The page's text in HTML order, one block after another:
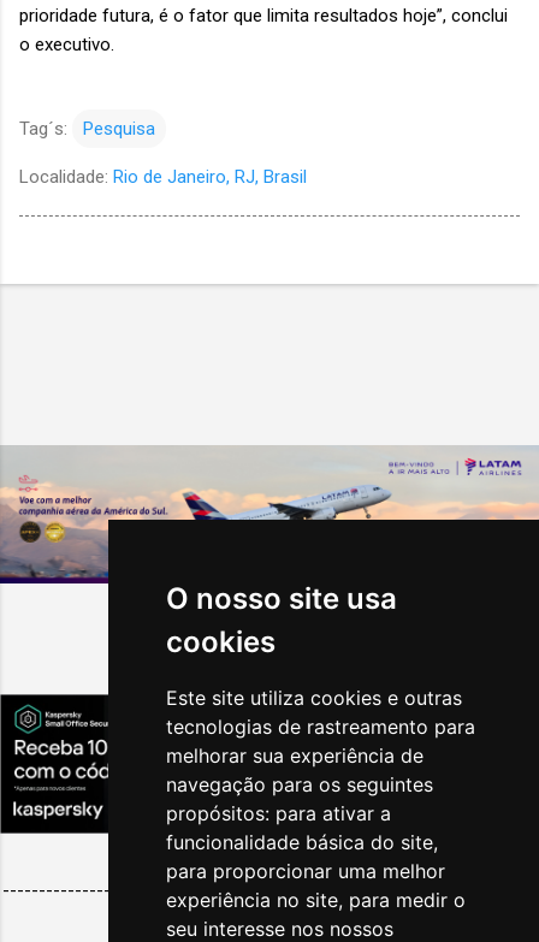
O nosso site usa
cookies
Este site utiliza cookies e outras
tecnologias de rastreamento para
melhorar sua experiência de
navegação para os seguintes
propósitos: para ativar a
funcionalidade básica do site,
para proporcionar uma melhor
experiência no site, para medir o
seu interesse nos nossos
prioridade futura, é o fator que limita resultados hoje”, conclui
o executivo.
Tag´s: Pesquisa
Localidade: Rio de Janeiro, RJ, Brasil
Destaques da Semana
--------------------------------------------------------------------------
------